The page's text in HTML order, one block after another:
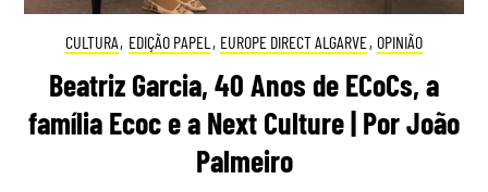
CULTURA, EDIÇÃO PAPEL , EUROPE DIRECT ALGARVE, OPINIÃO
Beatriz Garcia, 40 Anos de ECoCs, a
família Ecoc e a Next Culture | Por João
Palmeiro